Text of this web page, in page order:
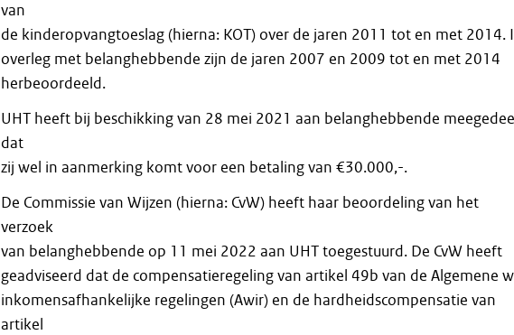
van
de kinderopvangtoeslag (hierna: KOT) over de jaren 2011 tot en met 2014.
overleg met belanghebbende zijn de jaren 2007 en 2009 tot en met 2014
herbeoordeeld.
UHT heeft bij beschikking van 28 mei 2021 aan belanghebbende
dat
zij wel in aanmerking komt voor een betaling van €30.000,-.
De Commissie van Wijzen (hierna: CvW) heeft haar beoordeling van het
verzoek
van belanghebbende op 11 mei 2022 aan UHT toegestuurd. De CvW heeft
geadviseerd dat de compensatieregeling van artikel 49b van de Algemene
inkomensafhankelijke regelingen (Awir) en de hardheidscompensatie van
artikel